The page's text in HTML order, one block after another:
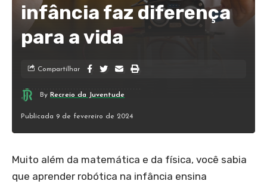
infância faz diferença
para a vida
By Recreio da Juventude
Publicada 9 de fevereiro de 2024
Compartilhar
Muito além da matemática e da física, você sabia
que aprender robótica na infância ensina